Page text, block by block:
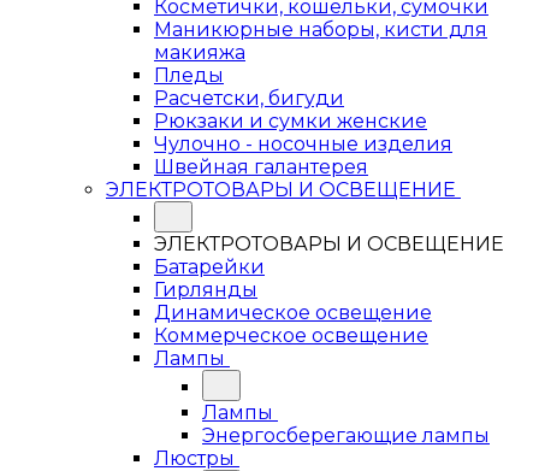
Косметички, кошельки, сумочки
Маникюрные наборы, кисти для
макияжа
Пледы
Расчетски, бигуди
Рюкзаки и сумки женские
Чулочно - носочные изделия
Швейная галантерея
ЭЛЕКТРОТОВАРЫ И ОСВЕЩЕНИЕ
ЭЛЕКТРОТОВАРЫ И ОСВЕЩЕНИЕ
Батарейки
Гирлянды
Динамическое освещение
Коммерческое освещение
Лампы
Лампы
Энергосберегающие лампы
Люстры